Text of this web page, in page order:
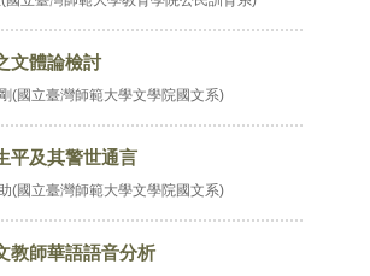
文體論檢討
(國立臺灣師範大學文學院國文系)
平及其警世通言
(國立臺灣師範大學文學院國文系)
教師華語語音分析